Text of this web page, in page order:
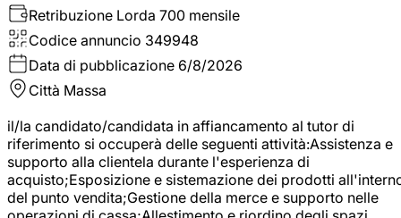
Retribuzione Lorda 700 mensile
Codice annuncio 349948
Data di pubblicazione 6/8/2026
Città Massa
il/la candidato/candidata in affiancamento al tutor di
riferimento si occuperà delle seguenti attività:Assistenza e
supporto alla clientela durante l'esperienza di
acquisto;Esposizione e sistemazione dei prodotti
del punto vendita;Gestione della merce e supporto nelle